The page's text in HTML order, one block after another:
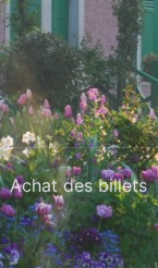
Achat des billets